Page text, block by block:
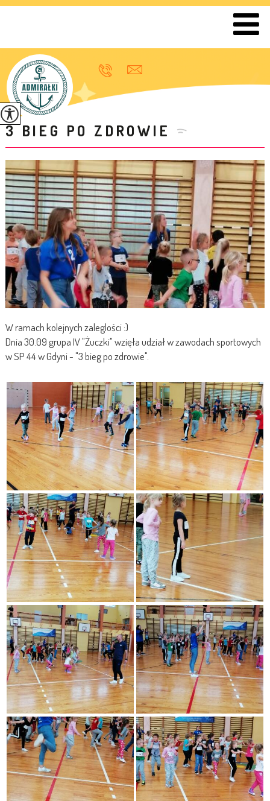
3 BIEG PO ZDROWIE
W ramach kolejnych zaleglości :)
Dnia 30.09 grupa IV "Żuczki" wzięła udział w zawodach sportowych
w SP 44 w Gdyni - "3 bieg po zdrowie".